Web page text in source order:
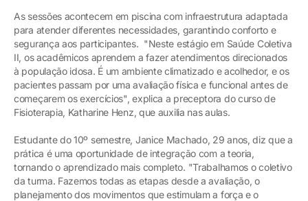
As sessões acontecem em piscina com infraestrutura adaptada
para atender diferentes necessidades, garantindo conforto e
segurança aos participantes. "Neste estágio em Saúde Coletiva
II, os acadêmicos aprendem a fazer atendimentos direcionados
à população idosa. É um ambiente climatizado e acolhedor, e os
pacientes passam por uma avaliação física e funcional antes de
começarem os exercícios", explica a preceptora do curso de
Fisioterapia, Katharine Henz, que auxilia nas aulas.
Estudante do 10º semestre, Janice Machado, 29 anos, diz que a
prática é uma oportunidade de integração com a teoria,
tornando o aprendizado mais completo. "Trabalhamos o coletivo
da turma. Fazemos todas as etapas desde a avaliação, o
planejamento dos movimentos que estimulam a força e o